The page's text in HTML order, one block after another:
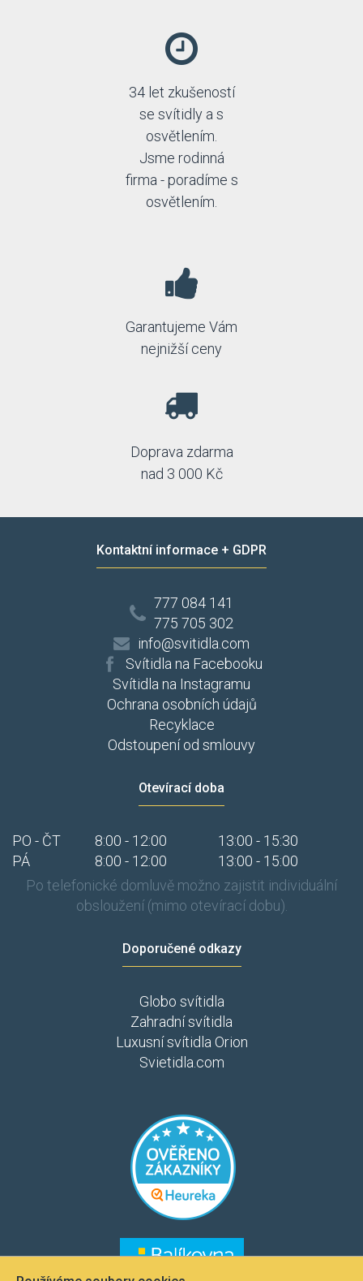
34 let zkušeností
se svítidly a s
osvětlením.
Jsme rodinná
firma - poradíme s
osvětlením.
Garantujeme Vám
nejnižší ceny
Doprava zdarma
nad 3 000 Kč
Kontaktní informace + GDPR
777 084 141
775 705 302
info@svitidla.com
Svítidla na Facebooku
Svítidla na Instagramu
Ochrana osobních údajů
Recyklace
Odstoupení od smlouvy
Otevírací doba
PO - ČT 8:00 - 12:00
13:00 - 15:30
PÁ
8:00 - 12:00
13:00 - 15:00
Po telefonické domluvě možno zajistit individuální
obsloužení (mimo otevírací dobu).
Doporučené odkazy
Globo svítidla
Zahradní svítidla
Luxusní svítidla Orion
Svietidla.com